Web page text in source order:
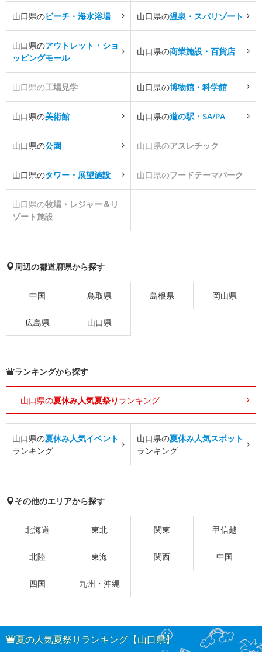
山口県のビーチ・海水浴場 山口県の温泉・スパリゾート
山口県のアウトレット・ショ
ッピングモール
山口県の商業施設・百貨店
山口県の工場見学 山口県の博物館・科学館
山口県の美術館 山口県の道の駅・SA/PA
山口県の公園 山口県のアスレチック
山口県のタワー・展望施設 山口県のフードテーマパーク
山口県の牧場・レジャー＆リ
ゾート施設
周辺の都道府県から探す
中国 鳥取県 島根県 岡山県
広島県 山口県
ランキングから探す
山口県の夏休み人気夏祭り ランキング
山口県の夏休み人気イベント
ランキング
山口県の夏休み人気スポット
ランキング
その他のエリアから探す
北海道 東北 関東 甲信越
北陸 東海 関西 中国
四国 九州・沖縄
夏の人気夏祭りランキング【山口県】